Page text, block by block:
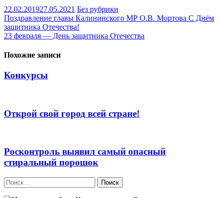
22.02.201927.05.2021 Без рубрики
Навигация
по
Поздравление главы Калининского МР О.В. Мортова С Днём
защитника Отечества!
23 февраля — День защитника Отечества
Похожие записи
Конкурсы
Открой свой город всей стране!
Росконтроль выявил самый опасный
стиральный порошок
Найти: